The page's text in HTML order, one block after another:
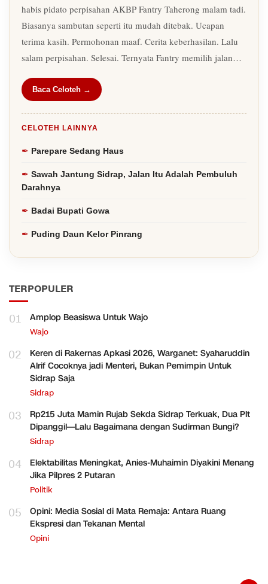
habis pidato perpisahan AKBP Fantry Taherong malam tadi.
Biasanya sambutan seperti itu mudah ditebak. Ucapan
terima kasih. Permohonan maaf. Cerita keberhasilan. Lalu
salam perpisahan. Selesai. Ternyata Fantry memilih jalan…
Baca Celoteh →
CELOTEH LAINNYA
Parepare Sedang Haus
Sawah Jantung Sidrap, Jalan Itu Adalah Pembuluh
Darahnya
Badai Bupati Gowa
Puding Daun Kelor Pinrang
TERPOPULER
01 Amplop Beasiswa Untuk Wajo
Wajo
02
Keren di Rakernas Apkasi 2026, Warganet: Syaharuddin
Alrif Cocoknya jadi Menteri, Bukan Pemimpin Untuk
Sidrap Saja
Sidrap
03
Rp215 Juta Mamin Rujab Sekda Sidrap Terkuak, Dua Plt
Dipanggil—Lalu Bagaimana dengan Sudirman Bungi?
Sidrap
04
Elektabilitas Meningkat, Anies-Muhaimin Diyakini Menang
Jika Pilpres 2 Putaran
Politik
05
Opini: Media Sosial di Mata Remaja: Antara Ruang
Ekspresi dan Tekanan Mental
Opini